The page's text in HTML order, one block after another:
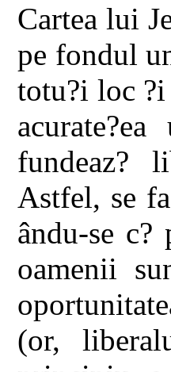
Cartea lui
pe fondul
totu?i loc
fundeaz?
Astfel, se
ându-se c?
oamenii
(or,